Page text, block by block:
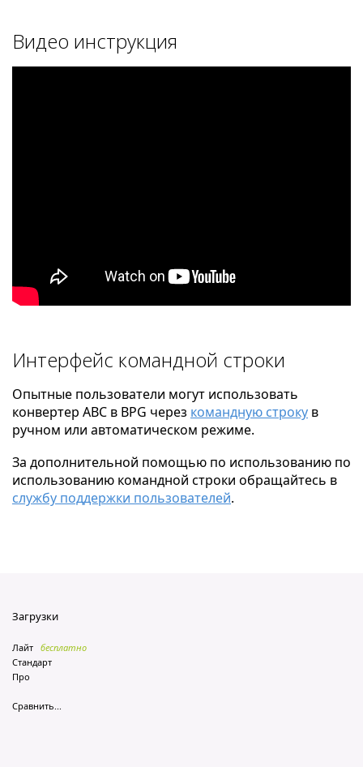
Видео инструкция
Интерфейс командной строки
Опытные пользователи могут использовать
конвертер ABC в BPG через командную строку в
ручном или автоматическом режиме.
За дополнительной помощью по использованию по
использованию командной строки обращайтесь в
службу поддержки пользователей.
Загрузки
Лайт бесплатно
Стандарт
Про
Сравнить...